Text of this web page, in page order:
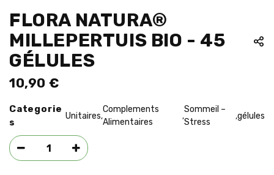
FLORA NATURA®
MILLEPERTUIS BIO - 45
GÉLULES
10,90 €
Categorie
s
Unitaires,
Complements
Alimentaires
,
Sommeil –
Stress
,gélules